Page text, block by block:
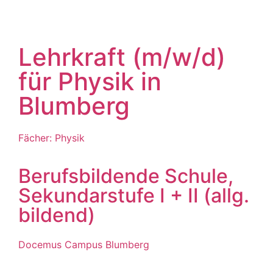
Lehrkraft (m/w/d)
für Physik in
Blumberg
Fächer: Physik
Berufsbildende Schule,
Sekundarstufe I + II (allg.
bildend)
Docemus Campus Blumberg